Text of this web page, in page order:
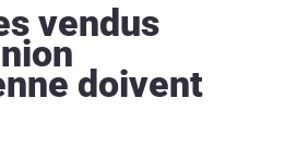
vendus
doivent